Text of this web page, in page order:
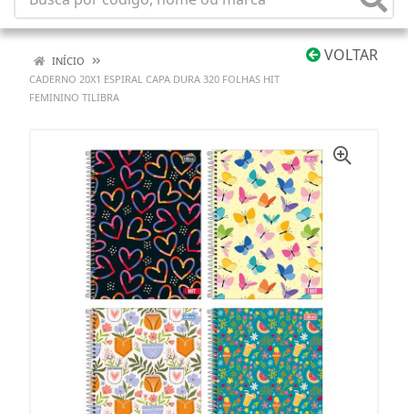
VOLTAR
INÍCIO
CADERNO 20X1 ESPIRAL CAPA DURA 320 FOLHAS HIT
FEMININO TILIBRA